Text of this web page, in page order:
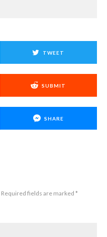
TWEET
SUBMIT
SHARE
Required fields are marked *